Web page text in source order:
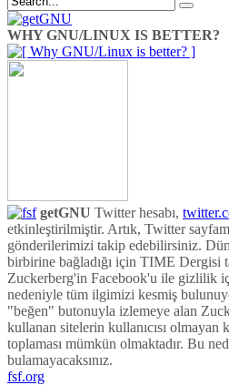
WHY GNU/LINUX IS BETTER?
getGNU Twitter hesabı,
etkinleştirilmiştir. Artık, Twitter
gönderilerimizi takip edebilirsiniz.
birbirine bağladığı için TIME Dergisi
Zuckerberg'in Facebook'u ile gizlilik
nedeniyle tüm ilgimizi kesmiş
"beğen" butonuyla izlemeye alan
kullanan sitelerin kullanıcısı olmayan
toplaması mümkün olmaktadır. Bu
bulamayacaksınız.
fsf.org